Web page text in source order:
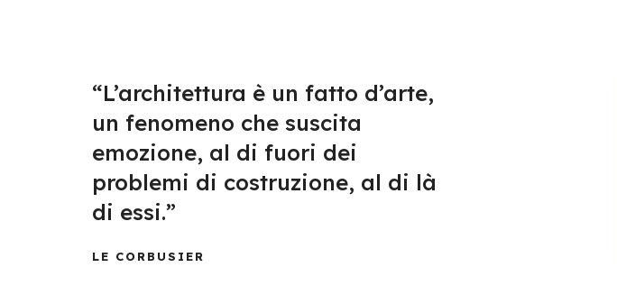
“L’architettura è un fatto d’arte,
un fenomeno che suscita
emozione, al di fuori dei
problemi di costruzione, al di là
di essi.”
LE CORBUSIER